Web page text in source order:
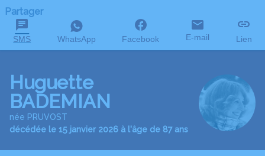
Partager
SMS WhatsApp Facebook E-mail Lien
Huguette
BADEMIAN
née PRUVOST
décédée le 15 janvier 2026 à l'âge de 87 ans